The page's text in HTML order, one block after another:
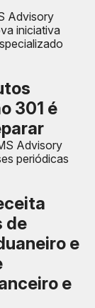
Advisory
iniciativa
301 é
Advisory
periódicas
de
e
e